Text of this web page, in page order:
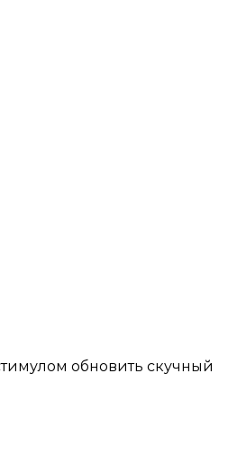
обновить скучный